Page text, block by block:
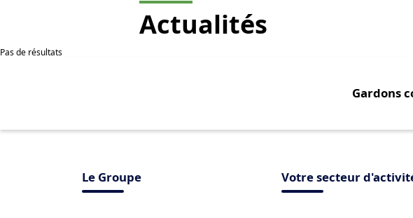
Actualités
Pas de résultats
Gardons
Le Groupe Votre secteur